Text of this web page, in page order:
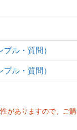
ル・質問）
ル・質問）
がありますので、ご購